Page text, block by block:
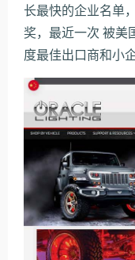
长最快的企业名单
奖，最近一次 被美
度最佳出口商和小